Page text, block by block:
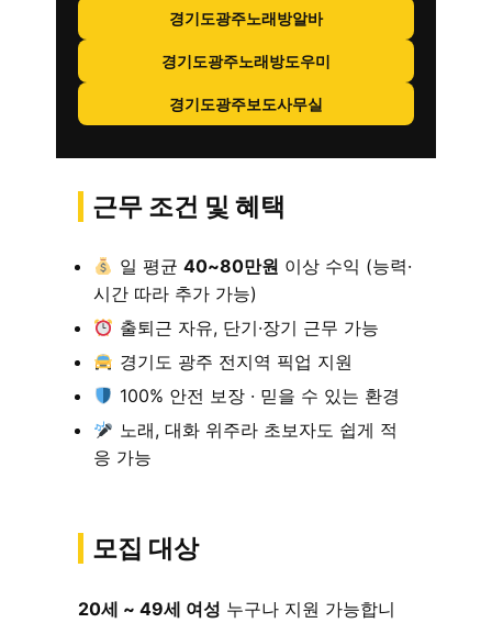
경기도광주노래방알바
경기도광주노래방도우미
경기도광주보도사무실
근무 조건 및 혜택
일 평균 40~80만원 이상 수익 (능력·
시간 따라 추가 가능)
출퇴근 자유, 단기·장기 근무 가능
경기도 광주 전지역 픽업 지원
100% 안전 보장 · 믿을 수 있는 환경
노래, 대화 위주라 초보자도 쉽게 적
응 가능
모집 대상
20세 ~ 49세 여성 누구나 지원 가능합니